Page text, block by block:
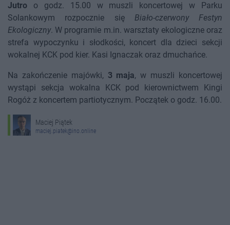
Jutro o godz. 15.00 w muszli koncertowej w Parku
Solankowym rozpocznie się Biało-czerwony Festyn
Ekologiczny. W programie m.in. warsztaty ekologiczne oraz
strefa wypoczynku i słodkości, koncert dla dzieci sekcji
wokalnej KCK pod kier. Kasi Ignaczak oraz dmuchańce.
Na zakończenie majówki, 3 maja, w muszli koncertowej
wystąpi sekcja wokalna KCK pod kierownictwem Kingi
Rogóż z koncertem partiotycznym. Początek o godz. 16.00.
Maciej Piątek
maciej.piatek@ino.online